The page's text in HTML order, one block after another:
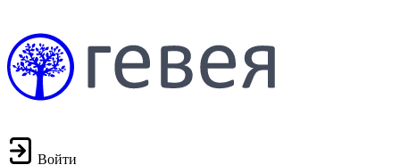
Войти